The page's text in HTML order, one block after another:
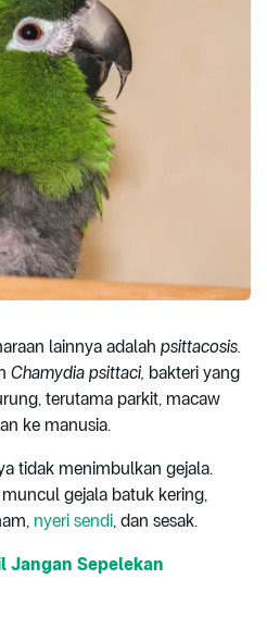
lainnya adalah psittacosis.
Chamydia psittaci, bakteri yang
terutama parkit, macaw
ke manusia.
tidak menimbulkan gejala.
gejala batuk kering,
nyeri sendi, dan sesak.
Jangan Sepelekan